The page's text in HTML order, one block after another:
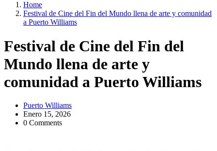
Home
Festival de Cine del Fin del Mundo llena de arte y comunidad
a Puerto Williams
Festival de Cine del Fin del
Mundo llena de arte y
comunidad a Puerto Williams
Puerto Williams
Enero 15, 2026
0 Comments